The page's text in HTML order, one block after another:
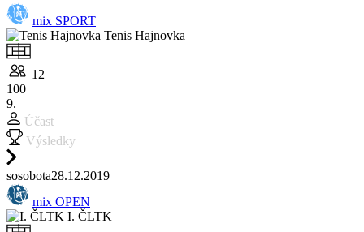
mix SPORT
Tenis Hajnovka
12
100
9.
Účast
Výsledky
sosobota28.12.2019
mix OPEN
I. ČLTK